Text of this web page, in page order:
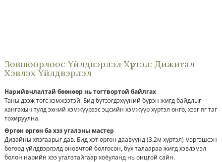
Зөвшөөрлөөс Үйлдвэрлэл Хүртэл: Дижитал
Хэвлэх Үйлдвэрлэл
Нарийвчлалтай бөөнөөр нь тогтвортой байлгах
Таны дээж төгс хэмжээтэй. Бид бүтээгдэхүүний бүрэн жигд байдлыг
хангахын тулд эхний хэмжүүрээс эцсийн хэмжүүр хүртэл өнгө, хээг яг таг
тохируулна.
Өргөн өргөн ба хээ угалзны мастер
Дизайны хязгаарыг дав. Бид хэт өргөн даавуунд (3.2м хүртэл) мэргэшсэн
бөгөөд үйлдвэрлэлд оновчтой болгосон, бүх талаараа жигд хэвлэмэл
болон нарийн хээ угалзтайгаар хоёуланд нь онцгой сайн.